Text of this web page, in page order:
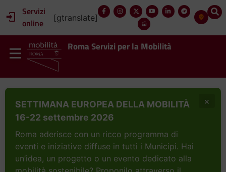
Servizi
online
[gtranslate]
Roma Servizi per la Mobilità
SETTIMANA EUROPEA DELLA MOBILITÀ
16-22 settembre 2026
Roma aderisce con un ricco programma di
eventi e iniziative diffuse in tutti i Municipi. Hai
un’idea, un progetto o un evento dedicato alla
×